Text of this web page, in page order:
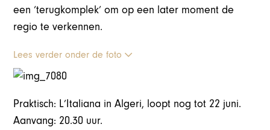
een ‘terugkomplek’ om op een later moment de
regio te verkennen.
Lees verder onder de foto
Praktisch: L’Italiana in Algeri, loopt nog tot 22 juni.
Aanvang: 20.30 uur.